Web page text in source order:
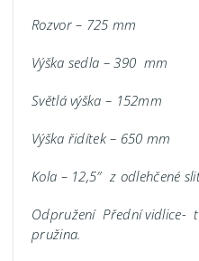
Rozvor – 725 mm
Výška sedla – 390 mm
Světlá výška – 152mm
Výška řidítek – 650 mm
Kola – 12,5″ z odlehčené
Odpružení Přední vidlice-
pružina.